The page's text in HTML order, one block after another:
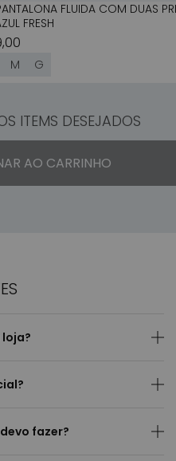
FLUIDA COM DUAS
FRESH
M G
ITEMS DESEJADOS
AO CARRINHO
fazer?